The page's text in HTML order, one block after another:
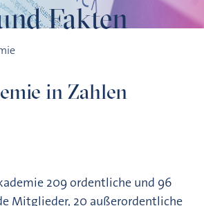
Fakten
in Zahlen
209 ordentliche und 96
Mitglieder, 20 außerordentliche